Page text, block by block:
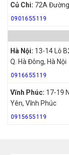
Củ Chi: 72A
0901655119
Hà Nội: 13-14 Lô
Q. Hà Đông, Hà Nội
0916655119
Vĩnh Phúc: 17-19
Yên, Vĩnh Phúc
0915655119